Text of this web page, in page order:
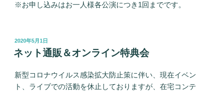
※お申し込みはお一人様各公演につき1回までです。
投
稿
日:
2020年5月1日
ネット通販＆オンライン特典会
新型コロナウイルス感染拡大防止策に伴い、現在イベン
ト、ライブでの活動を休止しておりますが、在宅コンテ